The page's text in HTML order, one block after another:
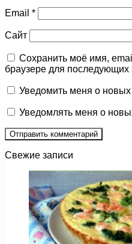
Email *
Сайт
Сохранить моё имя,
браузере для
Уведомить меня о
Уведомлять меня о
Свежие записи